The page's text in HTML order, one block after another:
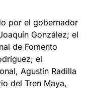
por el gobernador
González; el
de Fomento
el
Agustín Radilla
del Tren Maya,